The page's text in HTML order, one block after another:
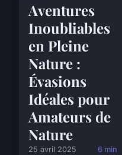
Aventures
Inoubliables
en Pleine
Nature :
Évasions
Idéales pour
Amateurs de
Nature
25 avril 2025 6 min